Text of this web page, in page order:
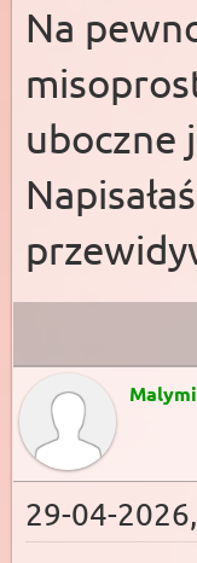
Na
uboczne
29-04-